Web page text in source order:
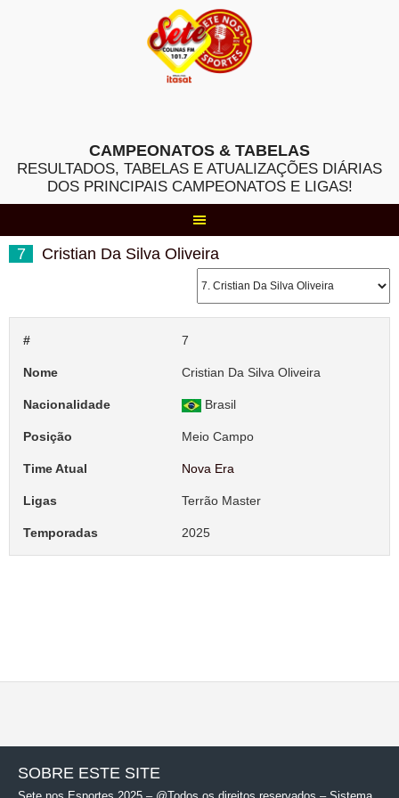
CAMPEONATOS & TABELAS
RESULTADOS, TABELAS E ATUALIZAÇÕES DIÁRIAS
DOS PRINCIPAIS CAMPEONATOS E LIGAS!
7 Cristian Da Silva Oliveira
# 7
Nome Cristian Da Silva Oliveira
Nacionalidade Brasil
Posição Meio Campo
Time Atual Nova Era
Ligas Terrão Master
Temporadas 2025
SOBRE ESTE SITE